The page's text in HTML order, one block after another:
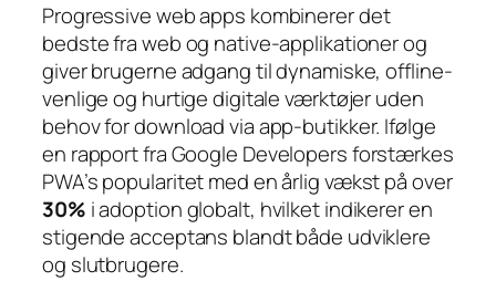
Progressive web apps kombinerer det
bedste fra web og native-applikationer og
giver brugerne adgang til dynamiske, offline-
venlige og hurtige digitale værktøjer uden
behov for download via app-butikker. Ifølge
en rapport fraGoogle Developersforstærkes
PWA’s popularitet med en årlig vækst på over
30% i adoption globalt, hvilket indikerer en
stigende acceptans blandt både udviklere
og slutbrugere.